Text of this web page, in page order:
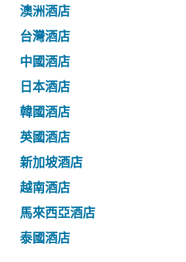
澳洲酒店
台灣酒店
中國酒店
日本酒店
韓國酒店
英國酒店
新加坡酒店
越南酒店
馬來西亞酒店
泰國酒店